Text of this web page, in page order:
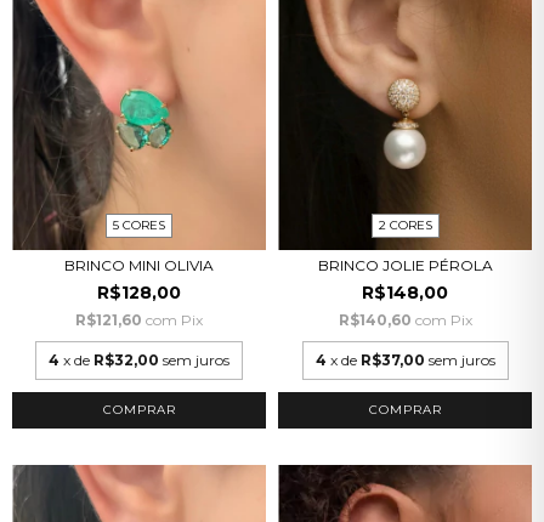
5 CORES
BRINCO MINI OLIVIA
R$128,00
R$121,60 com Pix
4 x de R$32,00 sem juros
COMPRAR
2 CORES
BRINCO JOLIE PÉROLA
R$148,00
R$140,60 com Pix
4 x de R$37,00 sem juros
COMPRAR